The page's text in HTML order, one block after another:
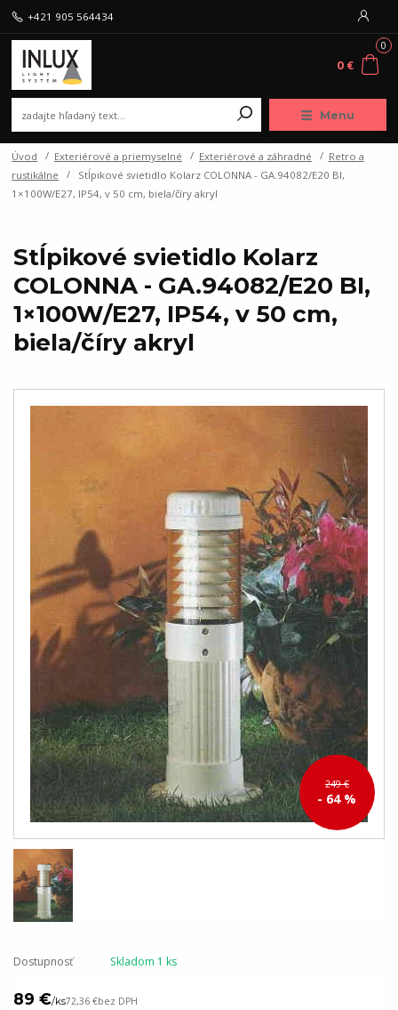
Menu
+421 905 564434
0
0 €
Úvod Exteriérové a priemyselné Exteriérové a záhradné
Retro a
rustikálne
Stĺpikové svietidlo Kolarz COLONNA - GA.94082/E20 BI,
1×100W/E27, IP54, v 50 cm, biela/číry akryl
Stĺpikové svietidlo Kolarz
COLONNA - GA.94082/E20 BI,
1×100W/E27, IP54, v 50 cm,
biela/číry akryl
249 €
- 64 %
Dostupnosť Skladom 1 ks
89 €/ks72,36 €bez DPH